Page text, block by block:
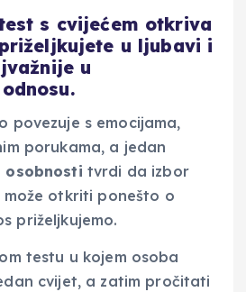
s cvijećem otkriva
u ljubavi i
u
povezuje s emocijama,
porukama, a jedan
osobnosti tvrdi da izbor
otkriti ponešto o
priželjkujemo.
testu u kojem osoba
cvijet, a zatim pročitati